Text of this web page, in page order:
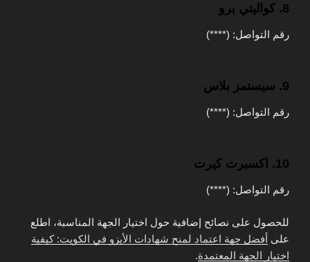
8. كواليتي برو
رقم التواصل: (****)
9. سيستمز بلاس
رقم التواصل: (****)
10. اكسبرت كيرت
رقم التواصل: (****)
للحصول على نصائح إضافية حول اختيار الجهة المناسبة، اطلع
على أفضل جهة اعتماد لمنح شهادات الأيزو في الكويت: كيفية
اختيار الجهة المعتمدة.